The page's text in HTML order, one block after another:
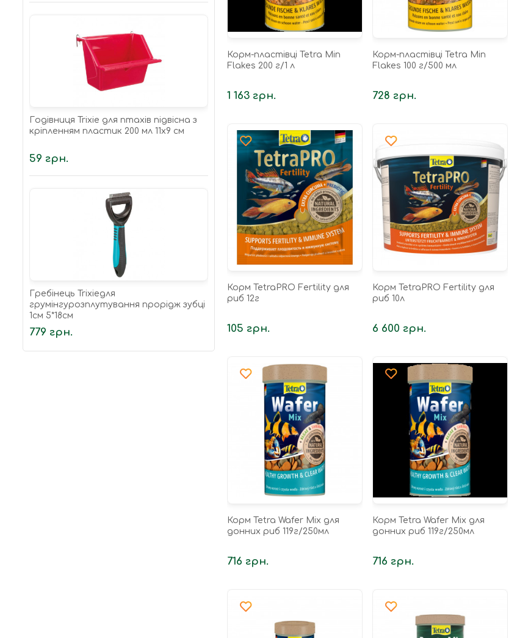
Годівниця Trixie для птахів підвісна з
кріпленням пластик 200 мл 11х9 см
59 грн.
Гребінець Trixieдля
грумінгурозплутування прорідж зубці
1см 5*18см
779 грн.
Корм-пластівці Tetra Min
Flakes 200 г/1 л
1 163 грн.
Корм-пластівці Tetra Min
Flakes 100 г/500 мл
728 грн.
Корм TetraPRO Fertility для
риб 12г
105 грн.
Корм TetraPRO Fertility для
риб 10л
6 600 грн.
Корм Tetra Wafer Mix для
донних риб 119г/250мл
716 грн.
Корм Tetra Wafer Mix для
донних риб 119г/250мл
716 грн.